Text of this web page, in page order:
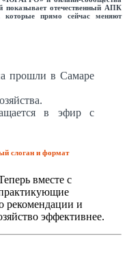
отечественный АПК
прямо сейчас меняют
прошли в Самаре
в эфир с
слоган и формат
вместе с
рекомендации и
эффективнее.